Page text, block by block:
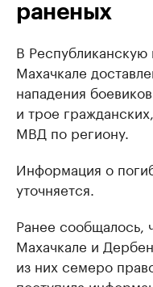
раненых
В Республиканскую
Махачкале
нападения
и трое
МВД по региону.
Информация о
уточняется.
Ранее сообщалось,
Махачкале и
из них семеро